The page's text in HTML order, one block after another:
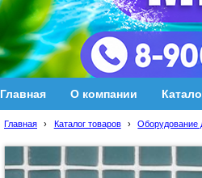
Главная О компании
Главная › Каталог товаров › Оборудование